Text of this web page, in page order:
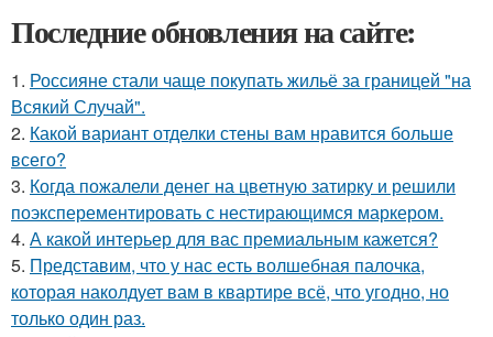
Последние обновления на сайте:
1. Россияне стали чаще покупать жильё за границей "на
Всякий Случай".
2. Какой вариант отделки стены вам нравится больше
всего?
3. Когда пожалели денег на цветную затирку и решили
поэксперементировать с нестирающимся маркером.
4. А какой интерьер для вас премиальным кажется?
5. Представим, что у нас есть волшебная палочка,
которая наколдует вам в квартире всё, что угодно, но
только один раз.